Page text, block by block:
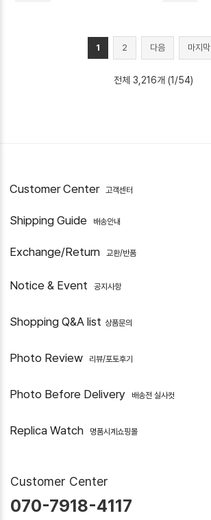
1 2 다음 마지막
전체 3,216개 (1/54)
Customer Center 고객센터
Shipping Guide 배송안내
Exchange/Return 교환/반품
Notice & Event 공지사항
Shopping Q&A list 상품문의
Photo Review 리뷰/포토후기
Photo Before Delivery 배송전 실사컷
Replica Watch 명품시계쇼핑몰
Customer Center
070-7918-4117